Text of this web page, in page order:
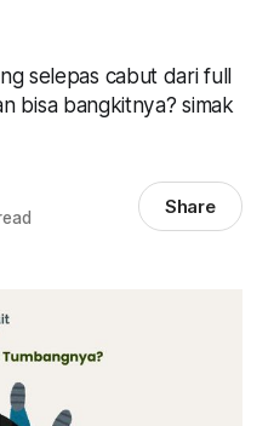
selepas cabut dari full
bisa bangkitnya? simak
Share